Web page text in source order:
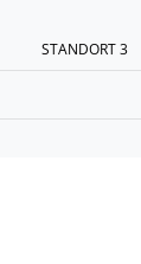
STANDORT 3